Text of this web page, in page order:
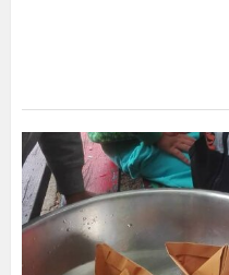
STEM
veiklos
lauke